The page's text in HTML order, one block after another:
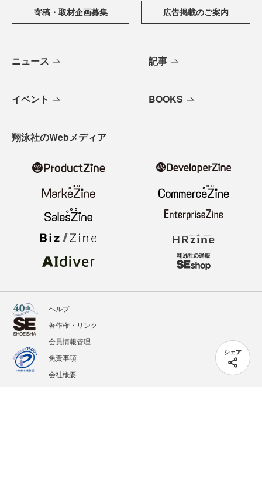
シェア
寄稿・取材企画募集 広告掲載のご案内
ニュース 記事
イベント BOOKS
翔泳社のWebメディア
ヘルプ
著作権・リンク
会員情報管理
免責事項
会社概要